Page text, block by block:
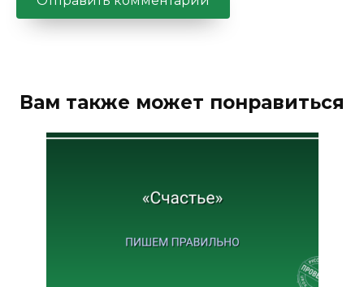
Вам также может понравиться